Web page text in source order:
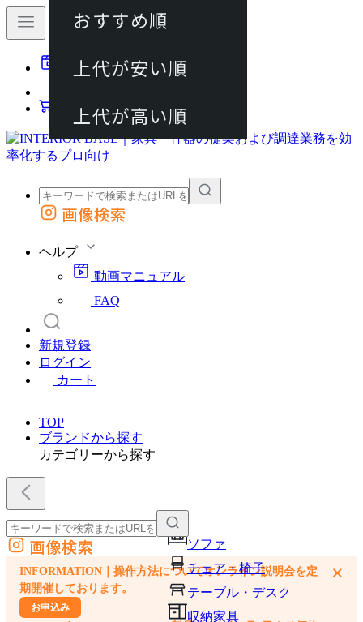
動画マニュアル
カート
外部サイトの商品をカートに追加
画像検索
ヘルプ
動画マニュアル
FAQ
新規登録
ログイン
カート
TOP
ブランドから探す
カテゴリーから探す
ソファ
チェア・椅子
テーブル・デスク
収納家具
外部サイトの商品をカートに追加
他のサイトで見つけた商品ページのURLを貼り付けて、カートに追加できます
画像検索
INFORMATION｜操作方法についてオンライン説明会を定
期開催しております。
お申込み
×
おすすめ順
上代が安い順
上代が高い順